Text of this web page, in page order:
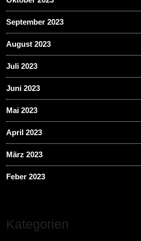
September 2023
August 2023
Juli 2023
Juni 2023
Mai 2023
April 2023
März 2023
Feber 2023
Kategorien